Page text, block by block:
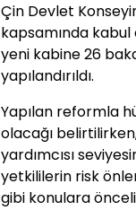
Çin Devlet
kapsamında
yeni kabine 26
yapılandırıldı.
Yapılan reformla
olacağı
yardımcısı
yetkililerin risk
gibi konulara